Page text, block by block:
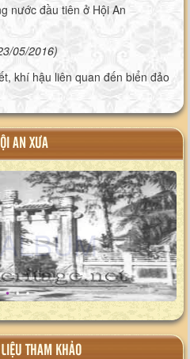
nước đầu tiên ở Hội An
05/2016)
khí hậu liên quan đến biển đảo
AN XƯA
LIỆU THAM KHẢO